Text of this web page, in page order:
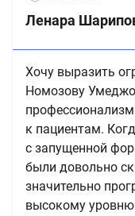
​Ленара
Хочу выразить
Номозову
к пациентам.
с запущенной
были довольно
значительно
высокому